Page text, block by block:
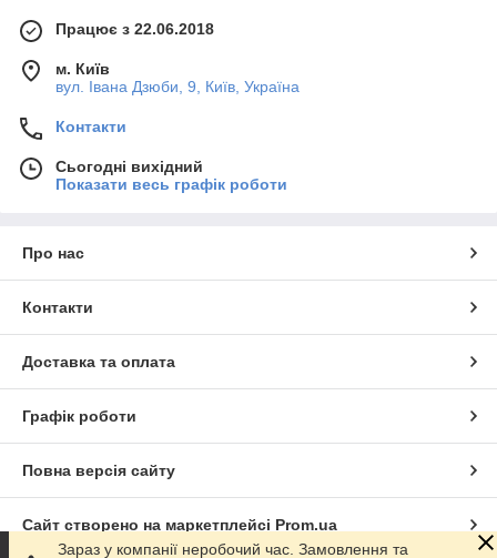
Працює з 22.06.2018
м. Київ
вул. Івана Дзюби, 9, Київ, Україна
Контакти
Сьогодні вихідний
Показати весь графік роботи
Про нас
Контакти
Доставка та оплата
Графік роботи
Повна версія сайту
Сайт створено на маркетплейсі Prom.ua
Зараз у компанії неробочий час. Замовлення та